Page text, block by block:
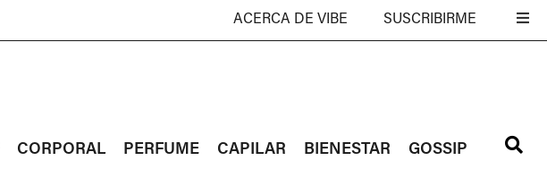
ACERCA DE VIBE SUSCRIBIRME
CORPORAL PERFUME CAPILAR BIENESTAR GOSSIP